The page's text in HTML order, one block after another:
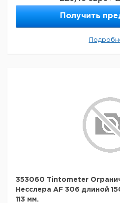
Получить
353060 Tintometer
Несслера AF 306 длиной
113 мм.